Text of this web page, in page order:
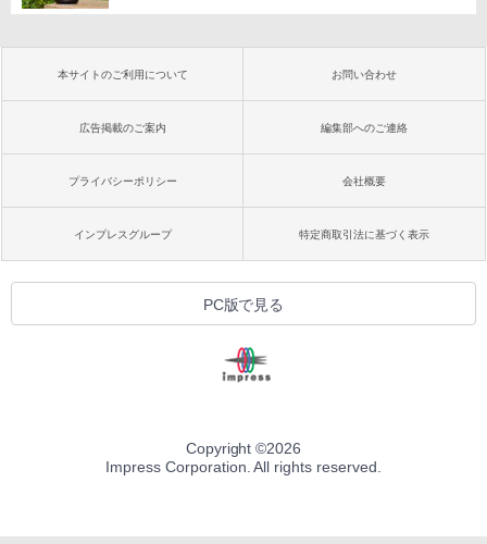
本サイトのご利用について お問い合わせ
広告掲載のご案内 編集部へのご連絡
プライバシーポリシー 会社概要
インプレスグループ 特定商取引法に基づく表示
PC版で見る
Copyright ©2026
Impress Corporation. All rights reserved.